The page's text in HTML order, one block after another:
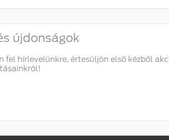
újdonságok
fel hírlevelünkre, értesüljön első kézből